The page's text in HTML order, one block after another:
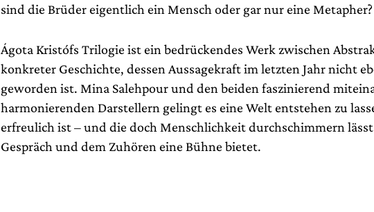
sind die Brüder eigentlich ein Mensch oder gar nur eine Metapher?
Ágota Kristófs Trilogie ist ein bedrückendes Werk zwischen
konkreter Geschichte, dessen Aussagekraft im letzten Jahr nicht
geworden ist. Mina Salehpour und den beiden faszinierend
harmonierenden Darstellern gelingt es eine Welt entstehen zu
erfreulich ist – und die doch Menschlichkeit durchschimmern
Gespräch und dem Zuhören eine Bühne bietet.